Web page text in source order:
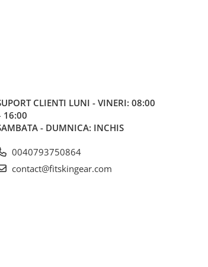
CLIENTI LUNI - VINERI: 08:00
16:00
- DUMNICA: INCHIS
0040793750864
contact@fitskingear.com